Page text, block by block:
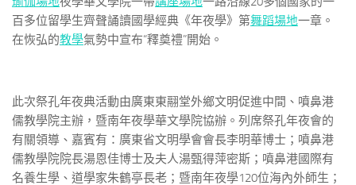
百多位留學生齊聲誦讀國學經典《年夜學》第舞蹈場地一章。
在恢弘的教學氣勢中宣布“釋奠禮”開始。
此次祭孔年夜典活動由廣東東翮堂外鄉文明促進中間、噴鼻港
儒教學院主辦，暨南年夜學華文學院協辦。列席祭孔年夜會的
有關領導、嘉賓有：廣東省文明學會會長李明華博士；噴鼻港
儒教學院院長湯恩佳博士及夫人湯甄得萍密斯；噴鼻港國際有
名養生學、道學家朱鶴亭長老；暨南年夜學120位海內外師生；